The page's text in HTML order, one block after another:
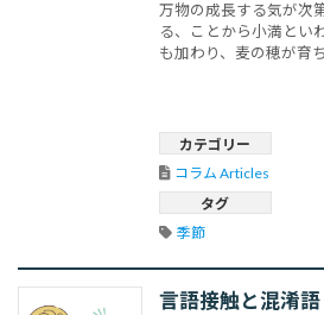
万物の成長する気が次
る、ことから小満とい
も加わり、麦の穂が育
め、紅花が盛んに咲き
り、西日本では、走り
のは本格的な梅雨に入
で、この後晴れた日が
カテゴリー
コラム Articles
タグ
季節
言語接触と混淆語